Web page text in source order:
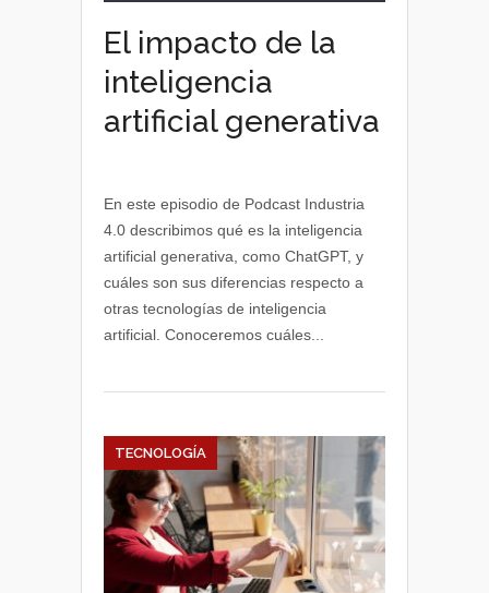
El impacto de la
inteligencia
artificial generativa
En este episodio de Podcast Industria
4.0 describimos qué es la inteligencia
artificial generativa, como ChatGPT, y
cuáles son sus diferencias respecto a
otras tecnologías de inteligencia
artificial. Conoceremos cuáles...
TECNOLOGÍA